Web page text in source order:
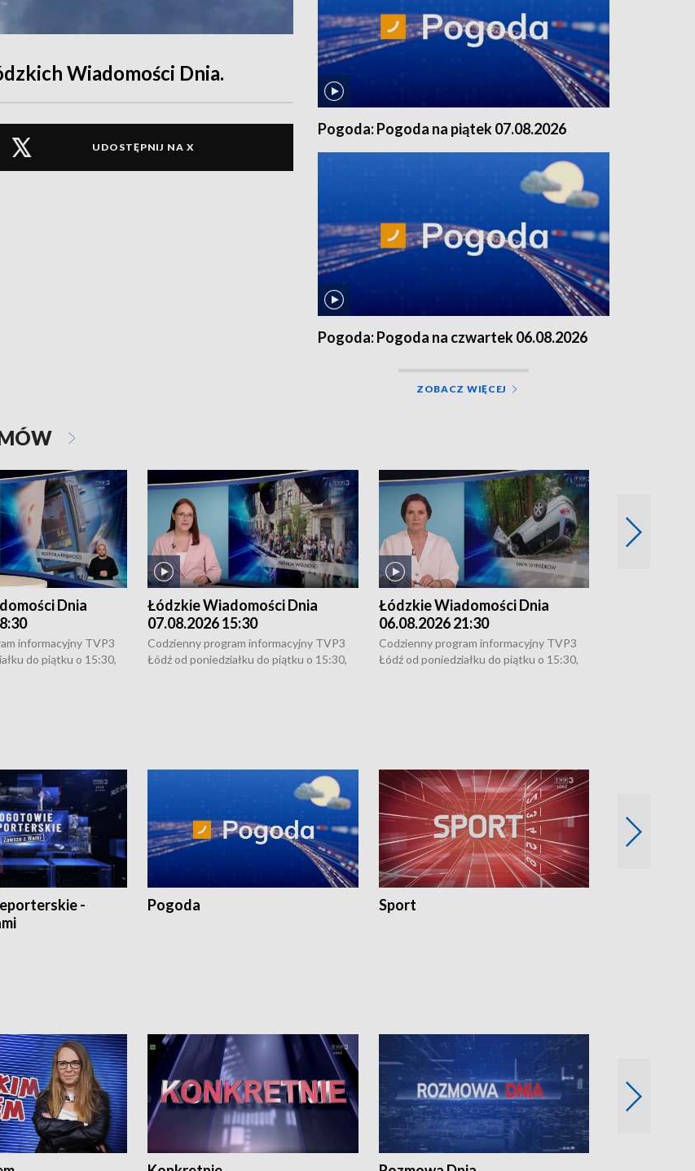
Wiadomości Dnia.
UDOSTĘPNIJ NA X
Pogoda: Pogoda na piątek 07.08.2026
Pogoda: Pogoda na czwartek 06.08.2026
ZOBACZ WIĘCEJ
Dnia
informacyjny TVP3
do piątku o 15:30,
Łódzkie Wiadomości Dnia
07.08.2026 15:30
Codzienny program informacyjny TVP3
Łódź od poniedziałku do piątku o 15:30,
Łódzkie Wiadomości Dnia
06.08.2026 21:30
Codzienny program informacyjny TVP3
Łódź od poniedziałku do piątku o 15:30,
-
Pogoda Sport